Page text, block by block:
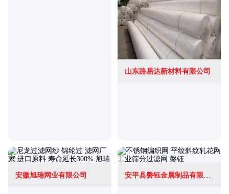
山东路易达新材料有限公司
安徽旭瑞网业有限公司 安平县磐钰金属制品有限公司